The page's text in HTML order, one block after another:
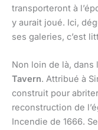
transporteront à
y aurait joué. Ici,
ses galeries, c’est
Non loin de là, dans
Tavern. Attribué à
construit pour
reconstruction de
Incendie de 1666.